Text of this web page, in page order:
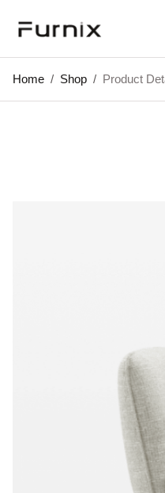
Home / Shop / Product